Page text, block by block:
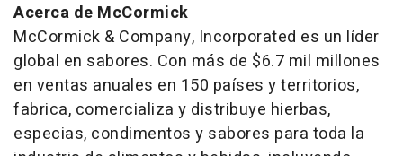
Acerca de McCormick
McCormick & Company, Incorporated es un líder
global en sabores. Con más de $6.7 mil millones
en ventas anuales en 150 países y territorios,
fabrica, comercializa y distribuye hierbas,
especias, condimentos y sabores para toda la